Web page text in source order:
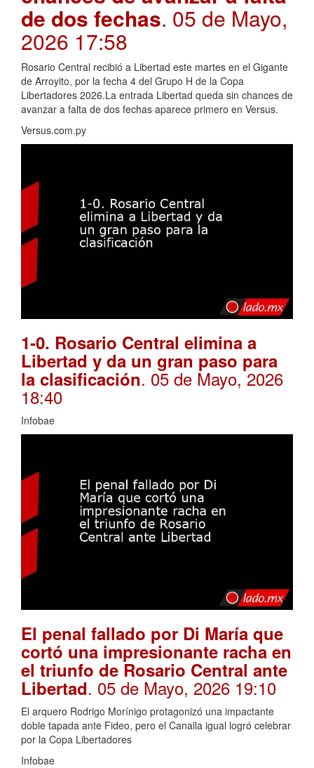
de dos fechas. 05 de Mayo,
2026 17:58
Rosario Central recibió a Libertad este martes en el Gigante
de Arroyito, por la fecha 4 del Grupo H de la Copa
Libertadores 2026.La entrada Libertad queda sin chances de
avanzar a falta de dos fechas aparece primero en Versus.
Versus.com.py
1-0. Rosario Central elimina a
Libertad y da un gran paso para
la clasificación. 05 de Mayo, 2026
18:40
Infobae
El penal fallado por Di María que
cortó una impresionante racha en
el triunfo de Rosario Central ante
Libertad. 05 de Mayo, 2026 19:10
El arquero Rodrigo Morínigo protagonizó una impactante
doble tapada ante Fideo, pero el Canalla igual logró celebrar
por la Copa Libertadores
Infobae